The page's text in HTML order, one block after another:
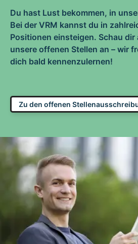
Du hast Lust bekommen, in
Bei der VRM kannst du in
Positionen einsteigen. Schau
unsere offenen Stellen an – wir
dich bald kennenzulernen!
Zu den offenen